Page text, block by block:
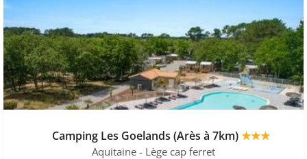
Camping Les Goelands (Arès à 7km)★★★
Aquitaine - Lège cap ferret